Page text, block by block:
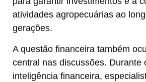
atividades agropecuárias ao
gerações.
A questão financeira também
central nas discussões. Durante
inteligência financeira,